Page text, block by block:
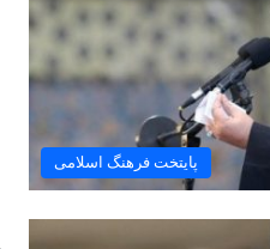
پایتخت فرهنگ اسلامی